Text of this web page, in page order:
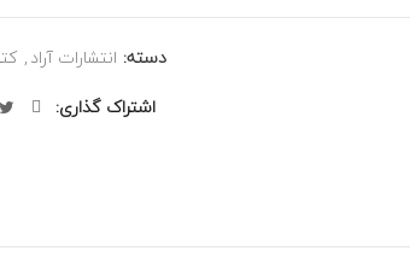
دسته: انتشارات آراد,
اشتراک گذاری